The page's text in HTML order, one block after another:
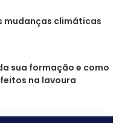
mudanças climáticas
sua formação e como
na lavoura